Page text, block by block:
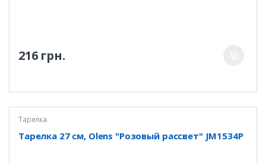
216 грн.
Тарелка
Тарелка 27 см, Olens "Розовый рассвет" JM1534P